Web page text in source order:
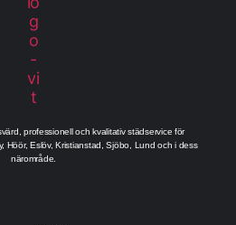
professionell och kvalitativ städservice för
Höör, Eslöv, Kristianstad, Sjöbo, Lund och i dess
närområde.